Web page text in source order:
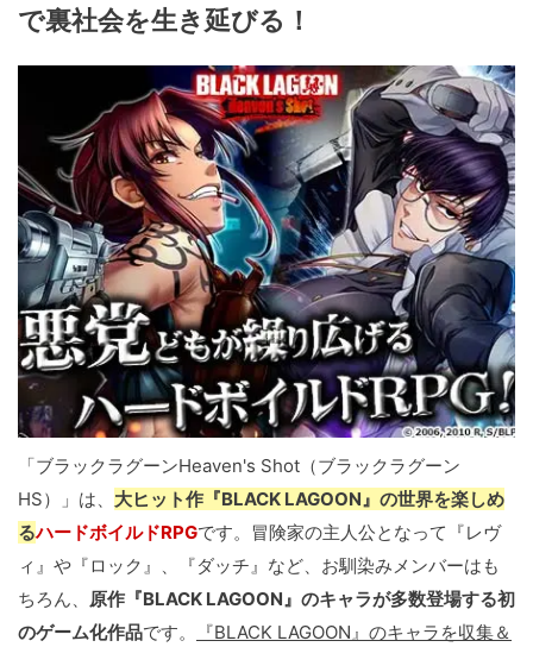
で裏社会を生き延びる！
「ブラックラグーンHeaven's Shot（ブラックラグーン
HS）」は、 大ヒット作『BLACK LAGOON』の世界を楽しめ
るハードボイルドRPGです。冒険家の主人公となって『レヴ
ィ』や『ロック』、『ダッチ』など、お馴染みメンバーはも
ちろん、 原作『BLACK LAGOON』のキャラが多数登場する初
のゲーム化作品です。
『BLACK LAGOON』のキャラを収集＆